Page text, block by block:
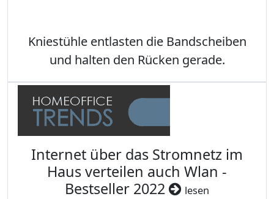
Kniestühle entlasten die Bandscheiben
und halten den Rücken gerade.
Internet über das Stromnetz im
Haus verteilen auch Wlan -
Bestseller 2022
lesen